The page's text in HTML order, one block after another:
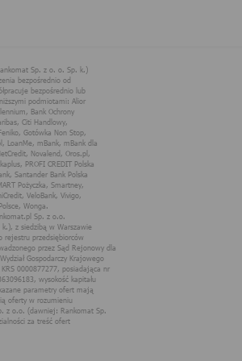
świadczonych w ramach serwisu do potrzeb
temat stosowania technologii cookies w
w Polityce Cookies.
serwisów
spółki Rankomat.pl Sp. z
Rankomat Sp. z o. o. Sp.
(dawniej: Rankomat Sp. z o. o. Sp. k.), z
(01-141), ul. Wolska 88, wpisana do rejestru
Rejestru Sądowego prowadzonego
dla m.st. Warszawy w Warszawie, XIII
Krajowego Rejestru Sądowego, pod
posiadająca nr NIP: 527-275-18-81,
zwana dalej "Rankomat" wykorzystuje
technologię "cookies".
informacji dostarczonych przez
technologii cookies w trakcie korzystania
i Rankomat określa niniejszy dokument.
serwisów Rankomat proszony jest o